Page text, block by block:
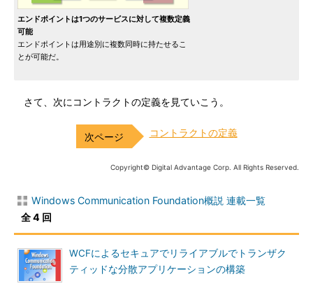
エンドポイントは1つのサービスに対して複数定義
可能
エンドポイントは用途別に複数同時に持たせるこ
とが可能だ。
さて、次にコントラクトの定義を見ていこう。
コントラクトの定義
Copyright© Digital Advantage Corp. All Rights Reserved.
Windows Communication Foundation概説 連載一覧
全 4 回
WCFによるセキュアでリライアブルでトランザク
ティッドな分散アプリケーションの構築